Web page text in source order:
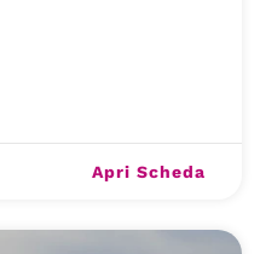
Apri Scheda